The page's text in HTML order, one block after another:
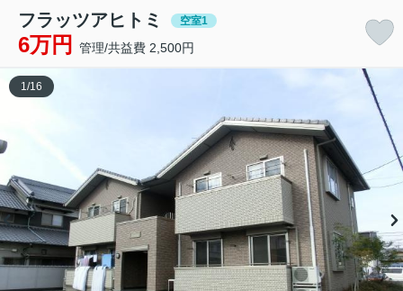
フラッツアヒトミ 空室1
6万円 管理/共益費 2,500円
1/16